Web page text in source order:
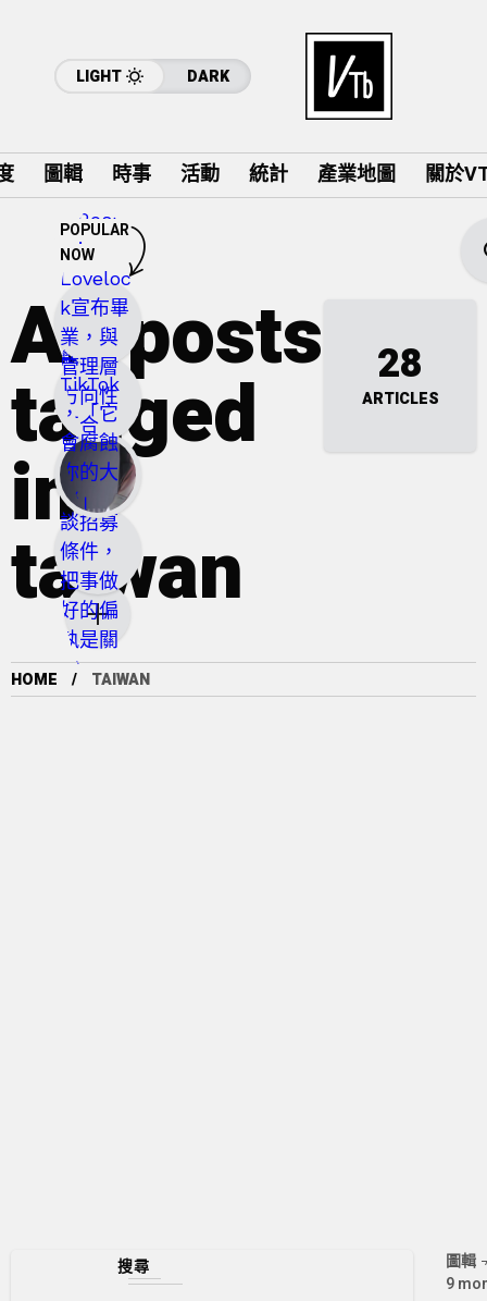
LIGHT DARK
圖輯 時事 活動 統計 產業地圖 關於
All posts
tagged
in
taiwan
28
ARTICLES
HOME TAIWAN
圖輯
9
搜尋
POPULAR
NOW